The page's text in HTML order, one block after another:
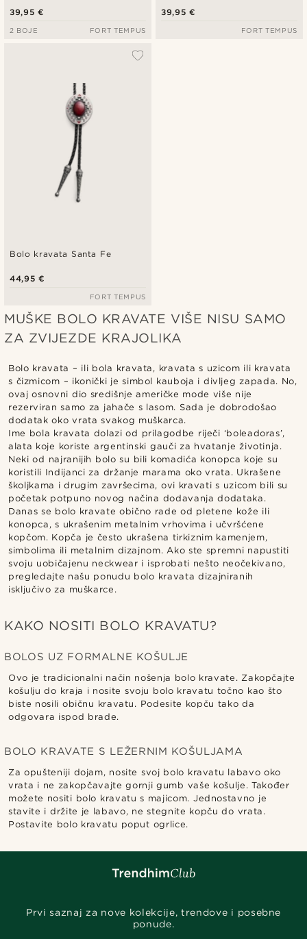
39,95 €
2 BOJE FORT TEMPUS
39,95 €
FORT TEMPUS
Bolo kravata Santa Fe
44,95 €
FORT TEMPUS
MUŠKE BOLO KRAVATE VIŠE NISU SAMO
ZA ZVIJEZDE KRAJOLIKA
Bolo kravata – ili bola kravata, kravata s uzicom ili kravata
s čizmicom – ikonički je simbol kauboja i divljeg zapada. No,
ovaj osnovni dio središnje američke mode više nije
rezerviran samo za jahače s lasom. Sada je dobrodošao
dodatak oko vrata svakog muškarca.
Ime bola kravata dolazi od prilagodbe riječi ‘boleadoras’,
alata koje koriste argentinski gauči za hvatanje životinja.
Neki od najranijih bolo su bili komadića konopca koje su
koristili Indijanci za držanje marama oko vrata. Ukrašene
školjkama i drugim završecima, ovi kravati s uzicom bili su
početak potpuno novog načina dodavanja dodataka.
Danas se bolo kravate obično rade od pletene kože ili
konopca, s ukrašenim metalnim vrhovima i učvršćene
kopčom. Kopča je često ukrašena tirkiznim kamenjem,
simbolima ili metalnim dizajnom. Ako ste spremni napustiti
svoju uobičajenu neckwear i isprobati nešto neočekivano,
pregledajte našu ponudu bolo kravata dizajniranih
isključivo za muškarce.
KAKO NOSITI BOLO KRAVATU?
BOLOS UZ FORMALNE KOŠULJE
Ovo je tradicionalni način nošenja bolo kravate. Zakopčajte
košulju do kraja i nosite svoju bolo kravatu točno kao što
biste nosili običnu kravatu. Podesite kopču tako da
odgovara ispod brade.
BOLO KRAVATE S LEŽERNIM KOŠULJAMA
Za opušteniji dojam, nosite svoj bolo kravatu labavo oko
vrata i ne zakopčavajte gornji gumb vaše košulje. Također
možete nositi bolo kravatu s majicom. Jednostavno je
stavite i držite je labavo, ne stegnite kopču do vrata.
Postavite bolo kravatu poput ogrlice.
Prvi saznaj za nove kolekcije, trendove i posebne
ponude.